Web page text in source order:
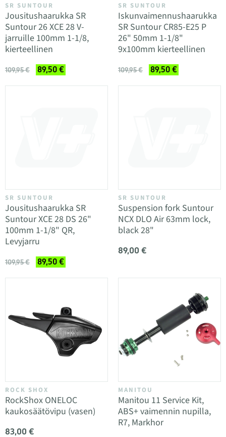
SR SUNTOUR
Jousitushaarukka SR
Suntour 26 XCE 28 V-
jarruille 100mm 1-1/8,
kierteellinen
109,95 € 89,50 €
SR SUNTOUR
Iskunvaimennushaarukka
SR Suntour CR85-E25 P
26" 50mm 1-1/8"
9x100mm kierteellinen
109,95 € 89,50 €
SR SUNTOUR
Jousitushaarukka SR
Suntour XCE 28 DS 26"
100mm 1-1/8" QR,
Levyjarru
109,95 € 89,50 €
SR SUNTOUR
Suspension fork Suntour
NCX DLO Air 63mm lock,
black 28"
89,00 €
ROCK SHOX
RockShox ONELOC
kaukosäätövipu (vasen)
83,00 €
MANITOU
Manitou 11 Service Kit,
ABS+ vaimennin nupilla,
R7, Markhor